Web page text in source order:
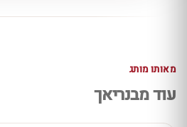
מאותו מותג
עוד מבנריאך